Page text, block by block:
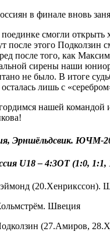
в финале вновь
смогли открыть
после этого Подколзин
после того, как
сирены наши
не было. В итоге
лишь с
нашей командой
Эрншёльдсвик. ЮЧМ-
U18 – 4:3ОТ (1:0, 1:1,
(20.Хенрикссон).
Швеция
(27.Амиров,